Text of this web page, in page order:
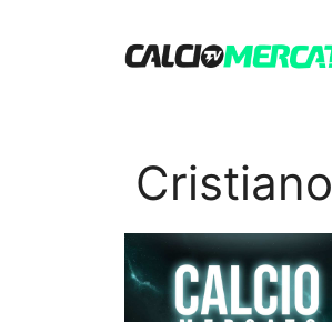
Cristiano